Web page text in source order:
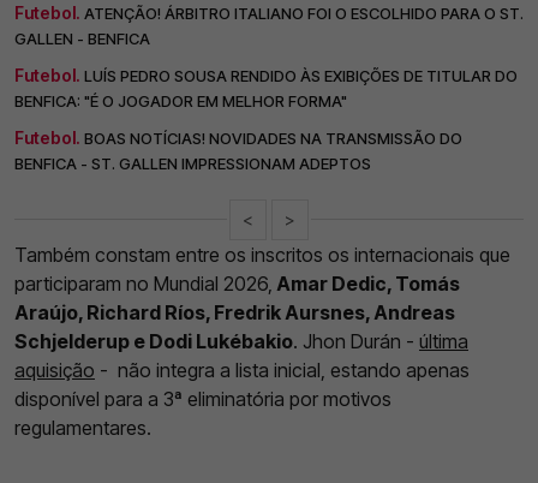
Futebol. ATENÇÃO! ÁRBITRO ITALIANO FOI O ESCOLHIDO PARA O ST.
GALLEN - BENFICA
Futebol. LUÍS PEDRO SOUSA RENDIDO ÀS EXIBIÇÕES DE TITULAR DO
BENFICA: "É O JOGADOR EM MELHOR FORMA"
Futebol. BOAS NOTÍCIAS! NOVIDADES NA TRANSMISSÃO DO
BENFICA - ST. GALLEN IMPRESSIONAM ADEPTOS
< >
Também constam entre os inscritos os internacionais que
participaram no Mundial 2026, Amar Dedic, Tomás
Araújo, Richard Ríos, Fredrik Aursnes, Andreas
Schjelderup e Dodi Lukébakio. Jhon Durán - última
aquisição - não integra a lista inicial, estando apenas
disponível para a 3ª eliminatória por motivos
regulamentares.